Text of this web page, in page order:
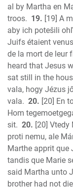
al by Martha en
troos. 19. [19] A
aby ich potešili
Juifs étaient
de la mort de leur
heard that Jesus
sat still in the
vala, hogy Jézus
vala. 20. [20] En
Hom
sit. 20. [20] Vtedy
proti nemu, ale
Marthe apprit que
tandis que Marie
said Martha unto
brother had not